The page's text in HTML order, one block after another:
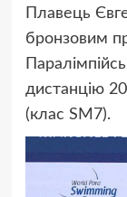
Плавець
бронзовим
дистанцію
(клас SM7).